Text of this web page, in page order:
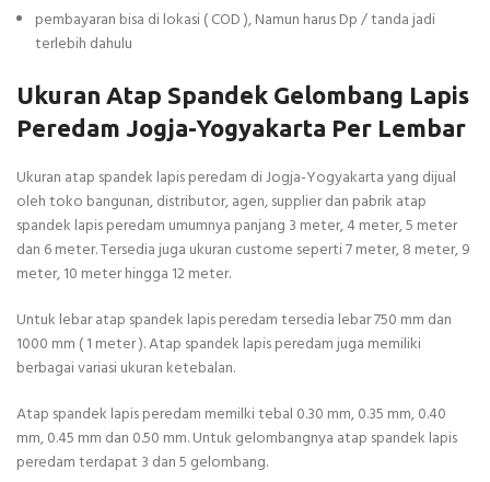
pembayaran bisa di lokasi ( COD ), Namun harus Dp / tanda jadi
terlebih dahulu
Ukuran Atap Spandek Gelombang Lapis
Peredam Jogja-Yogyakarta Per Lembar
Ukuran atap spandek lapis peredam di Jogja-Yogyakarta yang dijual
oleh toko bangunan, distributor, agen, supplier dan pabrik atap
spandek lapis peredam umumnya panjang 3 meter, 4 meter, 5 meter
dan 6 meter. Tersedia juga ukuran custome seperti 7 meter, 8 meter, 9
meter, 10 meter hingga 12 meter.
Untuk lebar atap spandek lapis peredam tersedia lebar 750 mm dan
1000 mm ( 1 meter ). Atap spandek lapis peredam juga memiliki
berbagai variasi ukuran ketebalan.
Atap spandek lapis peredam memilki tebal 0.30 mm, 0.35 mm, 0.40
mm, 0.45 mm dan 0.50 mm. Untuk gelombangnya atap spandek lapis
peredam terdapat 3 dan 5 gelombang.